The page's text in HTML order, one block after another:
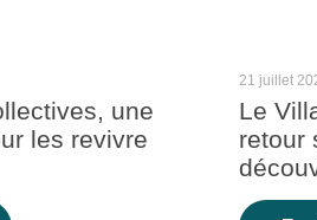
une
les revivre
21 juillet
Le
retour